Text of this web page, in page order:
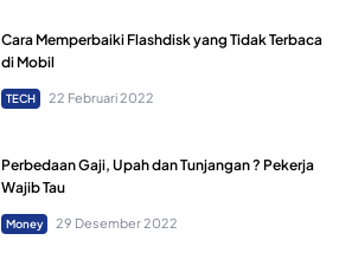
Cara Memperbaiki Flashdisk yang Tidak Terbaca
di Mobil
TECH 22 Februari 2022
Perbedaan Gaji, Upah dan Tunjangan ? Pekerja
Wajib Tau
Money 29 Desember 2022